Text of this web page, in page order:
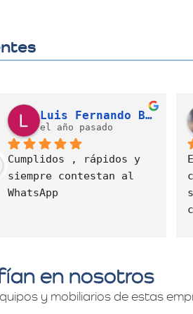
Valeria Díaz Gonzalez
el año pasado
en nosotros
y mobiliarios de estas